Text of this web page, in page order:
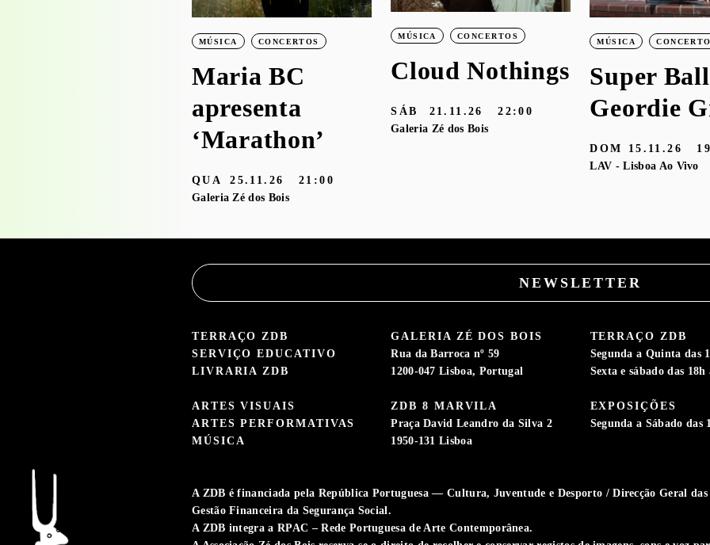
MÚSICA CONCERTOS
Maria BC
apresenta
‘Marathon’
QUA 25.11.26
21:00
Galeria Zé dos Bois
MÚSICA CONCERTOS
Cloud Nothings
SÁB 21.11.26
22:00
Galeria Zé dos Bois
MÚSICA
Super
Geordie
DOM 15.11.26
LAV - Lisboa Ao Vivo
NEWSLETTER
TERRAÇO ZDB
SERVIÇO EDUCATIVO
LIVRARIA ZDB
ARTES VISUAIS
ARTES PERFORMATIVAS
MÚSICA
GALERIA ZÉ DOS BOIS
Rua da Barroca nº 59
1200-047 Lisboa, Portugal
ZDB 8 MARVILA
Praça David Leandro da Silva 2
1950-131 Lisboa
TERRAÇO ZDB
Segunda a Quinta das
Sexta e sábado das 18h
EXPOSIÇÕES
Segunda a Sábado das
A ZDB é financiada pela República Portuguesa — Cultura, Juventude e Desporto / Direcção Geral
Gestão Financeira da Segurança Social.
A ZDB integra a RPAC – Rede Portuguesa de Arte Contemporânea.